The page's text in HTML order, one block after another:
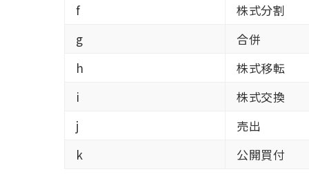
f
株式分割
g
合併
h
株式移転
i
株式交換
j
売出
k
公開買付